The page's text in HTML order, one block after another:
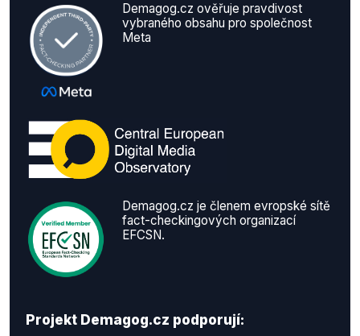
Demagog.cz ověřuje pravdivost
vybraného obsahu pro společnost
Meta
Demagog.cz je členem evropské sítě
fact-checkingových organizací
EFCSN.
Projekt Demagog.cz podporují: